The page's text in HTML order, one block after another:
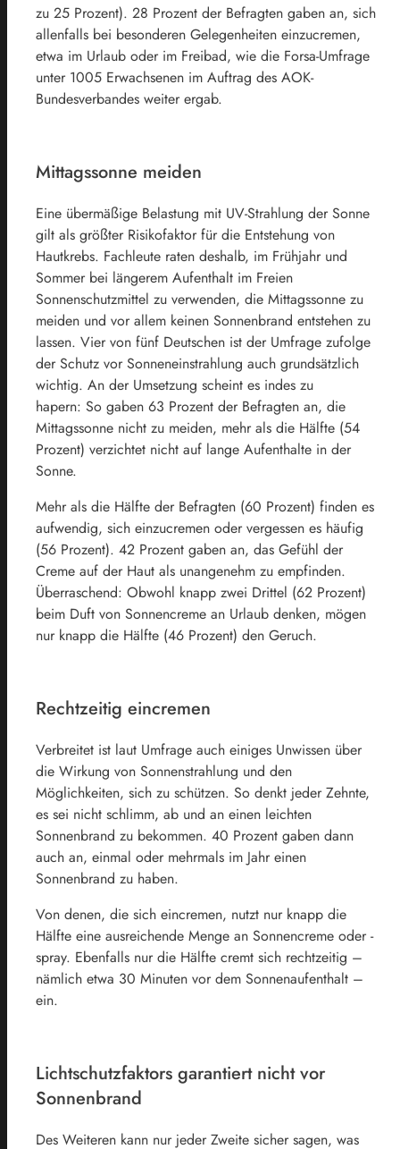
zu 25 Prozent). 28 Prozent der Befragten gaben an, sich
allenfalls bei besonderen Gelegenheiten einzucremen,
etwa im Urlaub oder im Freibad, wie die Forsa-Umfrage
unter 1005 Erwachsenen im Auftrag des AOK-
Bundesverbandes weiter ergab.
Mittagssonne meiden
Eine übermäßige Belastung mit UV-Strahlung der Sonne
gilt als größter Risikofaktor für die Entstehung von
Hautkrebs. Fachleute raten deshalb, im Frühjahr und
Sommer bei längerem Aufenthalt im Freien
Sonnenschutzmittel zu verwenden, die Mittagssonne zu
meiden und vor allem keinen Sonnenbrand entstehen zu
lassen. Vier von fünf Deutschen ist der Umfrage zufolge
der Schutz vor Sonneneinstrahlung auch grundsätzlich
wichtig. An der Umsetzung scheint es indes zu
hapern: So gaben 63 Prozent der Befragten an, die
Mittagssonne nicht zu meiden, mehr als die Hälfte (54
Prozent) verzichtet nicht auf lange Aufenthalte in der
Sonne.
Mehr als die Hälfte der Befragten (60 Prozent) finden es
aufwendig, sich einzucremen oder vergessen es häufig
(56 Prozent). 42 Prozent gaben an, das Gefühl der
Creme auf der Haut als unangenehm zu empfinden.
Überraschend: Obwohl knapp zwei Drittel (62 Prozent)
beim Duft von Sonnencreme an Urlaub denken, mögen
nur knapp die Hälfte (46 Prozent) den Geruch.
Rechtzeitig eincremen
Verbreitet ist laut Umfrage auch einiges Unwissen über
die Wirkung von Sonnenstrahlung und den
Möglichkeiten, sich zu schützen. So denkt jeder Zehnte,
es sei nicht schlimm, ab und an einen leichten
Sonnenbrand zu bekommen. 40 Prozent gaben dann
auch an, einmal oder mehrmals im Jahr einen
Sonnenbrand zu haben.
Von denen, die sich eincremen, nutzt nur knapp die
Hälfte eine ausreichende Menge an Sonnencreme oder -
spray. Ebenfalls nur die Hälfte cremt sich rechtzeitig –
nämlich etwa 30 Minuten vor dem Sonnenaufenthalt –
ein.
Lichtschutzfaktors garantiert nicht vor
Sonnenbrand
Des Weiteren kann nur jeder Zweite sicher sagen, was